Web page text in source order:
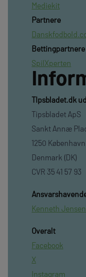
Mediekit
Partnere
Bettingpartnere
SpilXperten
TIpsbladet.dk
Tipsbladet ApS
Sankt Annæ
1250
Denmark (DK)
CVR 35 41 57 93
Kenneth Jensen
Overalt
Facebook
X
Instagram